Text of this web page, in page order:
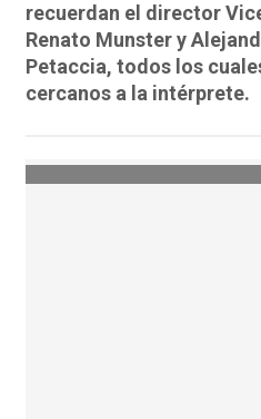
recuerdan el director
Renato Munster y
Petaccia, todos los
cercanos a la intérprete.